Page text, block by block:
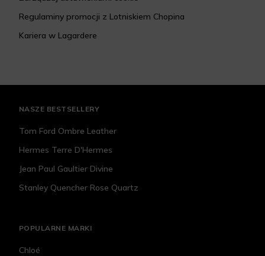
Regulaminy promocji z Lotniskiem Chopina
Kariera w Lagardere
NASZE BESTSELLERY
Tom Ford Ombre Leather
Hermes Terre D'Hermes
Jean Paul Gaultier Divine
Stanley Quencher Rose Quartz
POPULARNE MARKI
Chloé